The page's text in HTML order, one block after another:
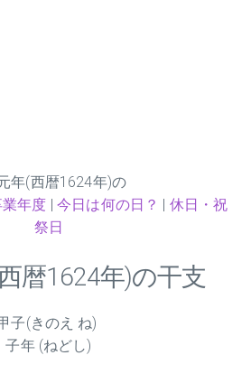
年(西暦1624年)の
年度 |今日は何の日？ | 休日・祝
祭日
暦1624年)の干支
子(きのえ ね)
子年 (ねどし)